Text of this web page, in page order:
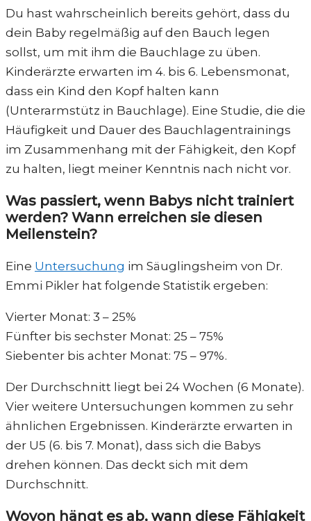
Du hast wahrscheinlich bereits gehört, dass du
dein Baby regelmäßig auf den Bauch legen
sollst, um mit ihm die Bauchlage zu üben.
Kinderärzte erwarten im 4. bis 6. Lebensmonat,
dass ein Kind den Kopf halten kann
(Unterarmstütz in Bauchlage). Eine Studie, die die
Häufigkeit und Dauer des Bauchlagentrainings
im Zusammenhang mit der Fähigkeit, den Kopf
zu halten, liegt meiner Kenntnis nach nicht vor.
Was passiert, wenn Babys nicht trainiert
werden? Wann erreichen sie diesen
Meilenstein?
Eine Untersuchung im Säuglingsheim von Dr.
Emmi Pikler hat folgende Statistik ergeben:
Vierter Monat: 3 – 25%
Fünfter bis sechster Monat: 25 – 75%
Siebenter bis achter Monat: 75 – 97%.
Der Durchschnitt liegt bei 24 Wochen (6 Monate).
Vier weitere Untersuchungen kommen zu sehr
ähnlichen Ergebnissen. Kinderärzte erwarten in
der U5 (6. bis 7. Monat), dass sich die Babys
drehen können. Das deckt sich mit dem
Durchschnitt.
Wovon hängt es ab, wann diese Fähigkeit